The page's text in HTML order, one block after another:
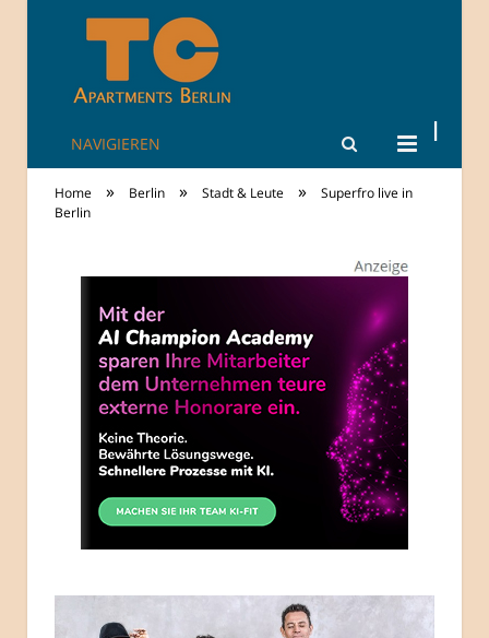
TheCity: Living
Berlin
NAVIGIEREN
Home » Berlin » Stadt & Leute »
Superfro live in
Berlin